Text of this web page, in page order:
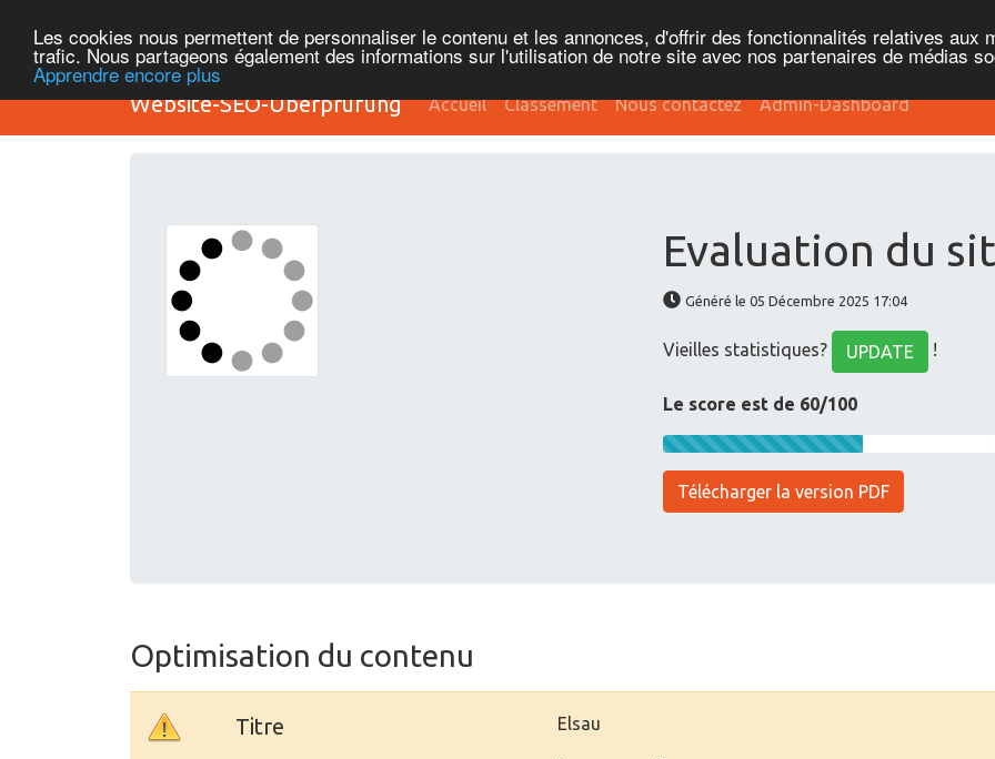
Les cookies nous permettent de personnaliser le contenu et les annonces, d'offrir des fonctionnalités relatives aux
trafic. Nous partageons également des informations sur l'utilisation de notre site avec nos partenaires de médias
Apprendre encore plus
Website-SEO-Überprüfung Accueil Classement Nous contactez Admin-Dashboard
Evaluation du
Généré le 05 Décembre 2025 17:04
Vieilles statistiques? UPDATE !
Le score est de 60/100
Télécharger la version PDF
Optimisation du contenu
Titre Elsau